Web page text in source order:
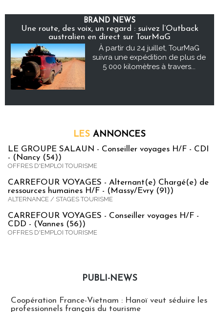
BRAND NEWS
Une route, des voix, un regard : suivez l’Outback
australien en direct sur TourMaG
À partir du 24 juillet, TourMaG
suivra une expédition de plus de
5 000 kilomètres à travers...
LES ANNONCES
LE GROUPE SALAUN - Conseiller voyages H/F - CDI
- (Nancy (54))
OFFRES D'EMPLOI TOURISME
CARREFOUR VOYAGES - Alternant(e) Chargé(e) de
ressources humaines H/F - (Massy/Evry (91))
ALTERNANCE / STAGES TOURISME
CARREFOUR VOYAGES - Conseiller voyages H/F -
CDD - (Vannes (56))
OFFRES D'EMPLOI TOURISME
PUBLI-NEWS
Coopération France-Vietnam : Hanoï veut séduire les
professionnels français du tourisme